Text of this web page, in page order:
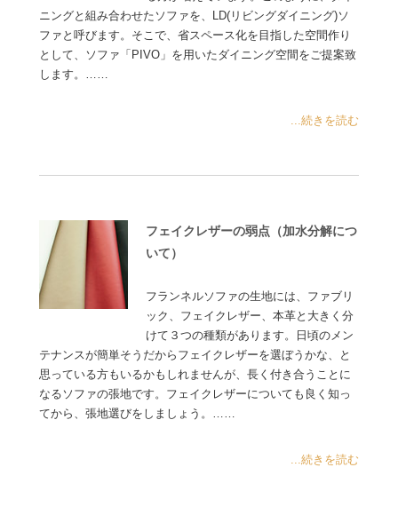
ニングと組み合わせたソファを、LD(リビングダイニング)ソ
ファと呼びます。そこで、省スペース化を目指した空間作り
として、ソファ「PIVO」を用いたダイニング空間をご提案致
します。……
...続きを読む
フェイクレザーの弱点（加水分解につ
いて）
フランネルソファの生地には、ファブリ
ック、フェイクレザー、本革と大きく分
けて３つの種類があります。日頃のメン
テナンスが簡単そうだからフェイクレザーを選ぼうかな、と
思っている方もいるかもしれませんが、長く付き合うことに
なるソファの張地です。フェイクレザーについても良く知っ
てから、張地選びをしましょう。……
...続きを読む